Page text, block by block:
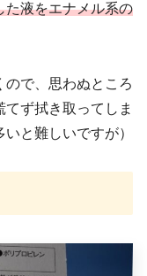
た液をエナメル系の
ので、思わぬところ
ず拭き取ってしま
と難しいですが）